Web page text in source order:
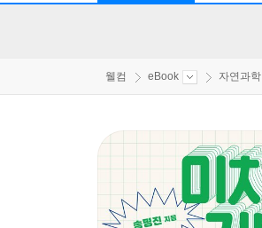
웰컴 eBook 자연과학